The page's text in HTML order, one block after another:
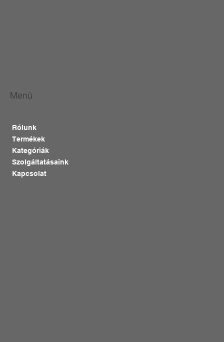
Menü
Rólunk
Termékek
Kategóriák
Szolgáltatásaink
Kapcsolat